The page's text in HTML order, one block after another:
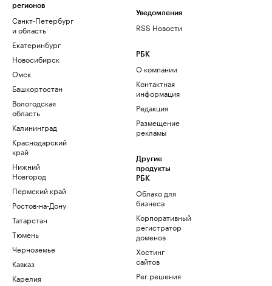
регионов
Санкт-Петербург
и область
Екатеринбург
Новосибирск
Омск
Башкортостан
Вологодская
область
Калининград
Краснодарский
край
Нижний
Новгород
Пермский край
Ростов-на-Дону
Татарстан
Тюмень
Черноземье
Кавказ
Карелия
Уведомления
RSS Новости
РБК
О компании
Контактная
информация
Редакция
Размещение
рекламы
Другие
продукты
РБК
Облако для
бизнеса
Корпоративный
регистратор
доменов
Хостинг
сайтов
Рег.решения